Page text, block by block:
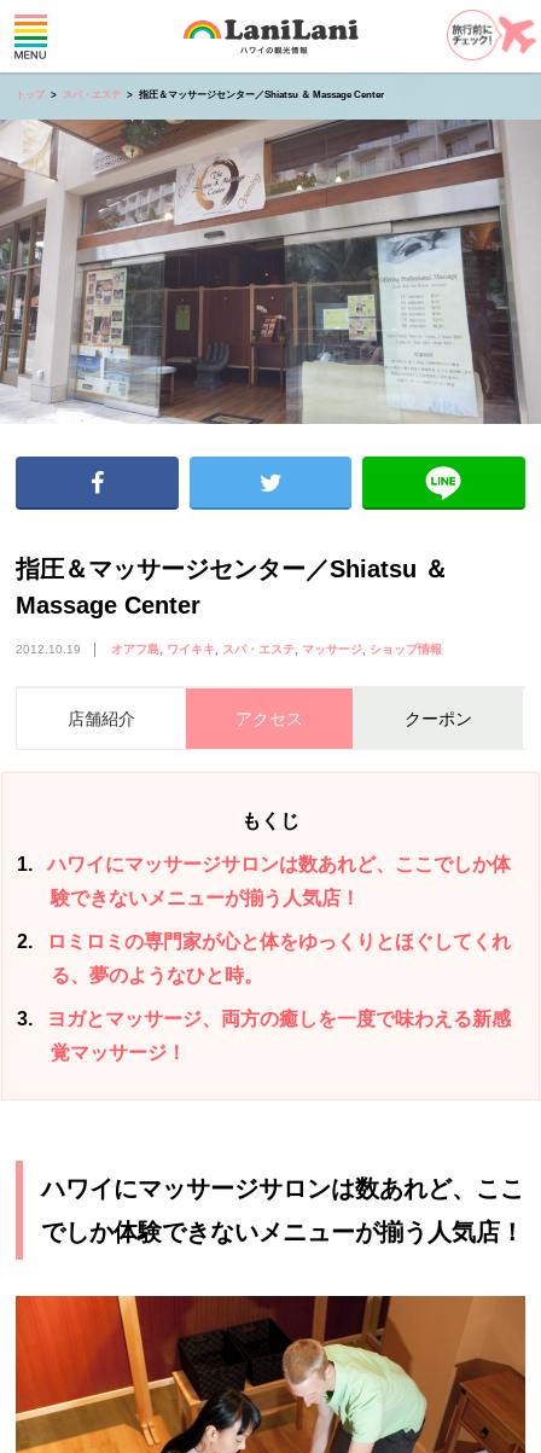
トップ スパ・エステ 指圧＆マッサージセンター／Shiatsu ＆ Massage Center
指圧＆マッサージセンター／Shiatsu ＆
Massage Center
2012.10.19 オアフ島 ワイキキ スパ・エステ マッサージ ショップ情報
店舗紹介 アクセス クーポン
もくじ
1
ハワイにマッサージサロンは数あれど、ここでしか体
験できないメニューが揃う人気店！
2
ロミロミの専門家が心と体をゆっくりとほぐしてくれ
る、夢のようなひと時。
3
ヨガとマッサージ、両方の癒しを一度で味わえる新感
覚マッサージ！
ハワイにマッサージサロンは数あれど、ここ
でしか体験できないメニューが揃う人気店！